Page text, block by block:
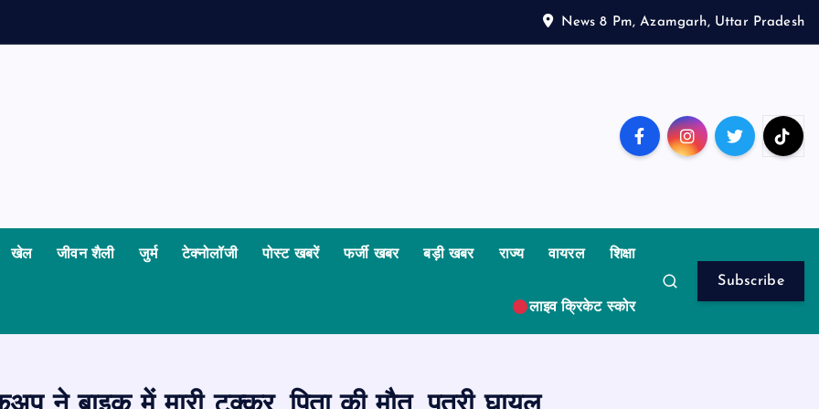
News 8 Pm, Azamgarh, Uttar Pradesh
खेल जीवन शैली जुर्म टेक्नोलॉजी पोस्ट खबरें फर्जी खबर बड़ी खबर राज्य वायरल शिक्षा
लाइव क्रिकेट स्कोर
Subscribe